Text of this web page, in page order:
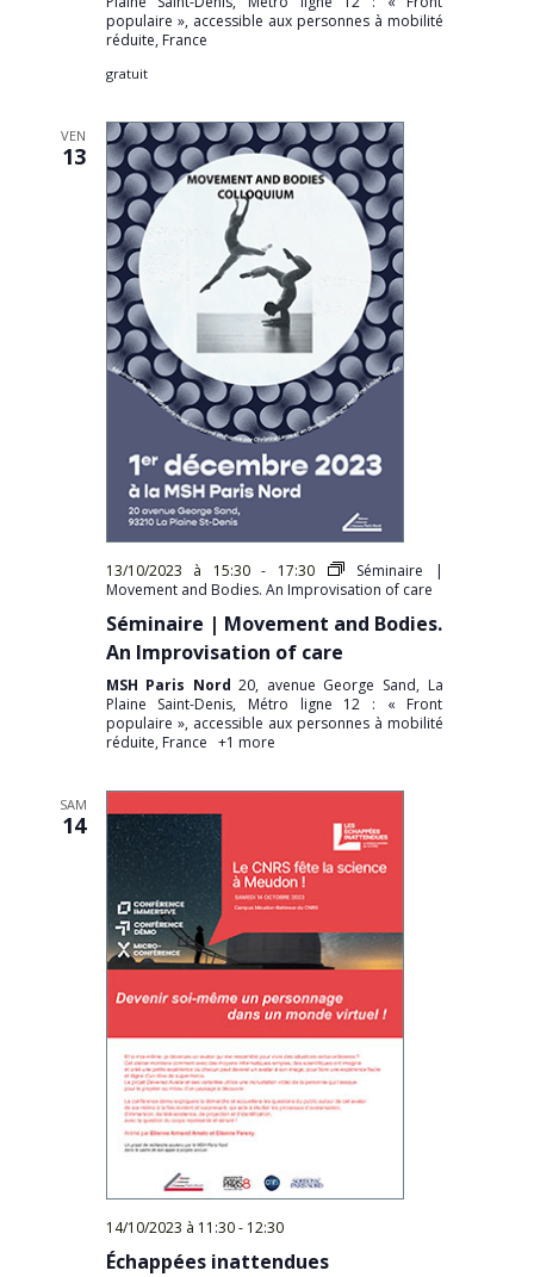
populaire », accessible aux personnes à mobilité
réduite, France
gratuit
VEN
13
13/10/2023 à 15:30- 17:30
Séminaire |
Movement and Bodies. An Improvisation of care
Séminaire | Movement and Bodies.
An Improvisation of care
MSH Paris Nord20, avenue George Sand, La
Plaine Saint-Denis, Métro ligne 12 : « Front
populaire », accessible aux personnes à mobilité
réduite, France +1 more
SAM
14
14/10/2023 à 11:30- 12:30
Échappées inattendues